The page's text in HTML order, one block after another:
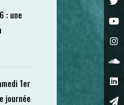
: une
1er
journée